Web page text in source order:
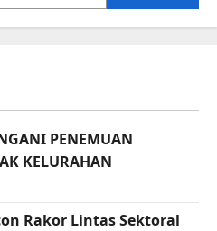
PENEMUAN
KELURAHAN
Rakor Lintas Sektoral